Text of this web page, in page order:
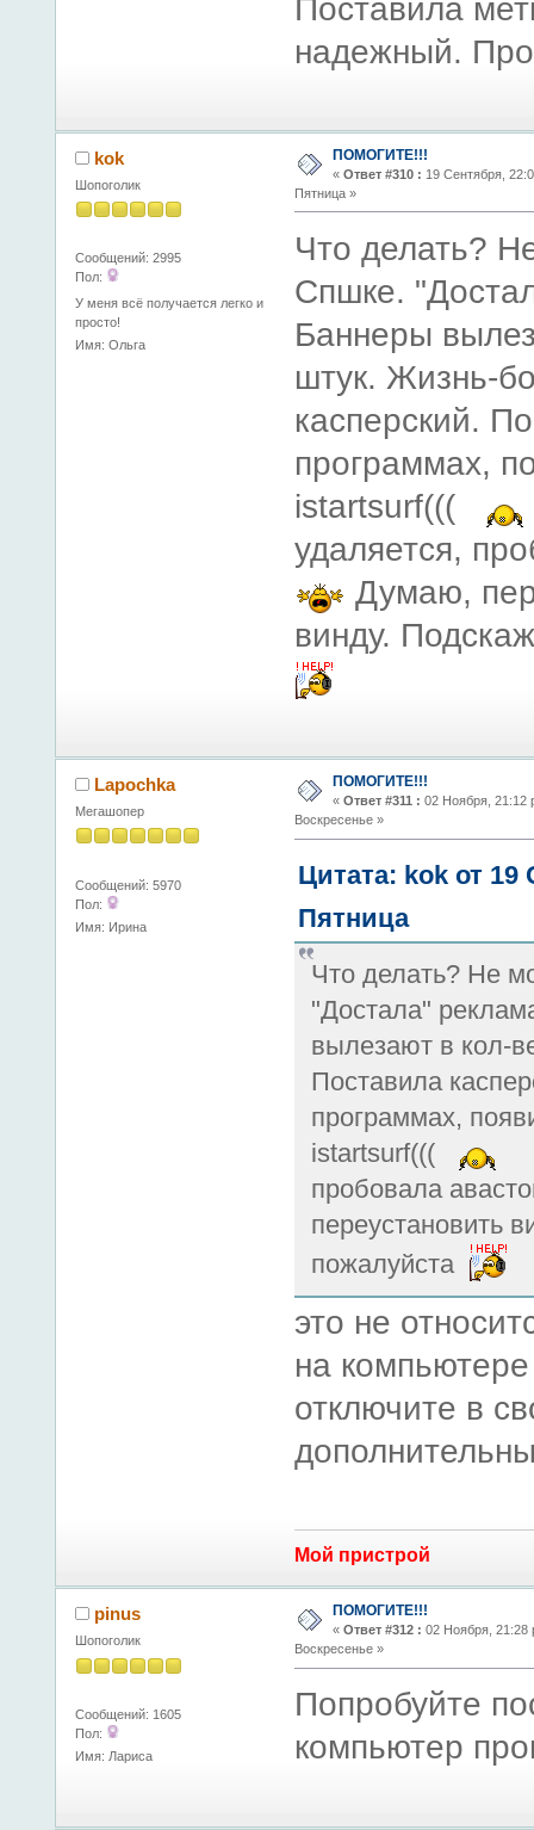
Поставила
надежный.
kok
Шопоголик
Сообщений: 2995
Пол:
У меня всё получается легко и
просто!
Имя: Ольга
ПОМОГИТЕ!!!
« Ответ #310 : 19 Сентября,
Пятница »
Что делать?
Спшке.
Баннеры
штук. Жизнь-
касперский.
программах,
istartsurf(((
удаляется,
Думаю,
винду.
Lapochka
Мегашопер
Сообщений: 5970
Пол:
Имя: Ирина
ПОМОГИТЕ!!!
« Ответ #311 : 02 Ноября, 21:12
Воскресенье »
Цитата: kok от
Пятница
Что делать? Не
"Достала"
вылезают в кол-
Поставила
программах,
istartsurf(((
пробовала
переустановить
пожалуйста
это не
на
отключите в
Мой пристрой
pinus
Шопоголик
Сообщений: 1605
Пол:
Имя: Лариса
ПОМОГИТЕ!!!
« Ответ #312 : 02 Ноября, 21:28
Воскресенье »
Попробуйте
компьютер